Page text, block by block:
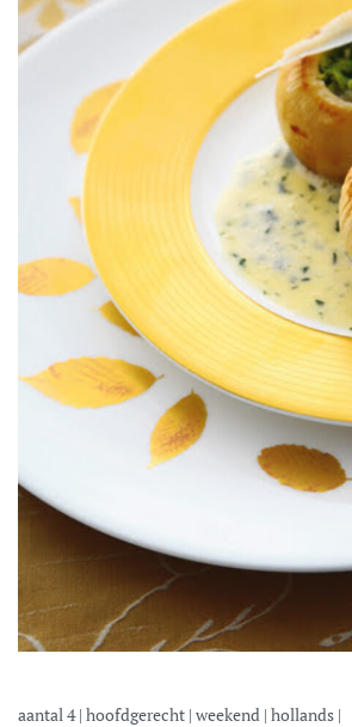
aantal 4| hoofdgerecht | weekend | hollands |